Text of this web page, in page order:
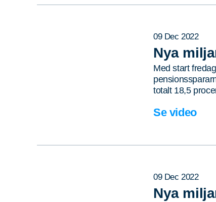
09 Dec 2022
Nya
Med start
totalt 18,5
Se video
09 Dec 2022
Nya